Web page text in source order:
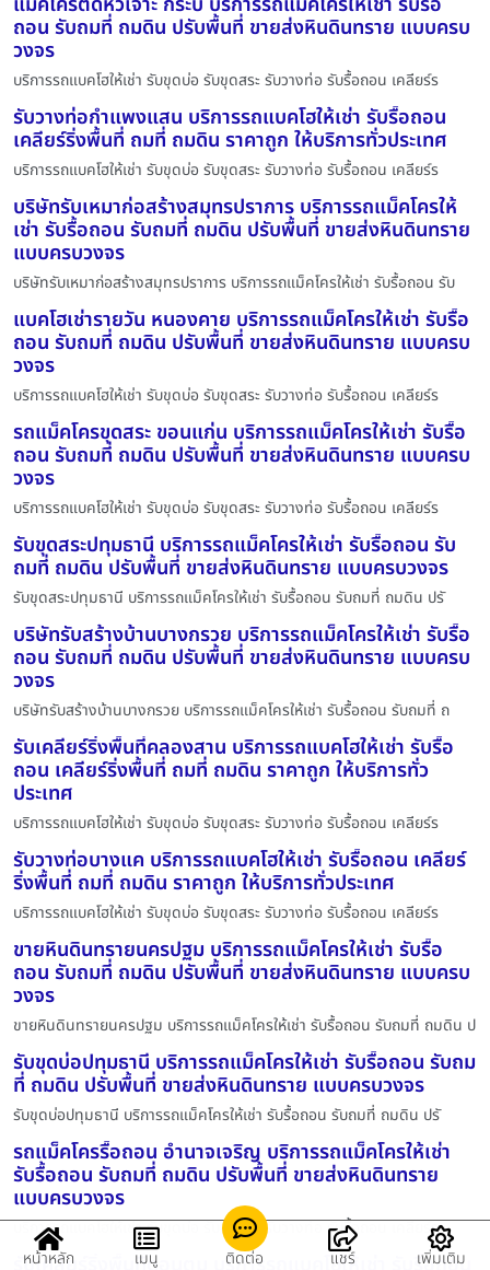
ถอน รับถมที่ ถมดิน ปรับพื้นที่ ขายส่งหินดินทราย แบบครบ
วงจร
บริการรถแบคโฮให้เช่า รับขุดบ่อ รับขุดสระ รับวางท่อ รับรื้อถอน เคลียร์ร
รับวางท่อกำแพงแสน บริการรถแบคโฮให้เช่า รับรื้อถอน
เคลียร์ริ่งพื้นที่ ถมที่ ถมดิน ราคาถูก ให้บริการทั่วประเทศ
บริการรถแบคโฮให้เช่า รับขุดบ่อ รับขุดสระ รับวางท่อ รับรื้อถอน เคลียร์ร
บริษัทรับเหมาก่อสร้างสมุทรปราการ บริการรถแม็คโครให้
เช่า รับรื้อถอน รับถมที่ ถมดิน ปรับพื้นที่ ขายส่งหินดินทราย
แบบครบวงจร
บริษัทรับเหมาก่อสร้างสมุทรปราการ บริการรถแม็คโครให้เช่า รับรื้อถอน รับ
แบคโฮเช่ารายวัน หนองคาย บริการรถแม็คโครให้เช่า รับรื้อ
ถอน รับถมที่ ถมดิน ปรับพื้นที่ ขายส่งหินดินทราย แบบครบ
วงจร
บริการรถแบคโฮให้เช่า รับขุดบ่อ รับขุดสระ รับวางท่อ รับรื้อถอน เคลียร์ร
รถแม็คโครขุดสระ ขอนแก่น บริการรถแม็คโครให้เช่า รับรื้อ
ถอน รับถมที่ ถมดิน ปรับพื้นที่ ขายส่งหินดินทราย แบบครบ
วงจร
บริการรถแบคโฮให้เช่า รับขุดบ่อ รับขุดสระ รับวางท่อ รับรื้อถอน เคลียร์ร
รับขุดสระปทุมธานี บริการรถแม็คโครให้เช่า รับรื้อถอน รับ
ถมที่ ถมดิน ปรับพื้นที่ ขายส่งหินดินทราย แบบครบวงจร
รับขุดสระปทุมธานี บริการรถแม็คโครให้เช่า รับรื้อถอน รับถมที่ ถมดิน ปรั
บริษัทรับสร้างบ้านบางกรวย บริการรถแม็คโครให้เช่า รับรื้อ
ถอน รับถมที่ ถมดิน ปรับพื้นที่ ขายส่งหินดินทราย แบบครบ
วงจร
บริษัทรับสร้างบ้านบางกรวย บริการรถแม็คโครให้เช่า รับรื้อถอน รับถมที่ ถ
รับเคลียร์ริ่งพื้นที่คลองสาน บริการรถแบคโฮให้เช่า รับรื้อ
ถอน เคลียร์ริ่งพื้นที่ ถมที่ ถมดิน ราคาถูก ให้บริการทั่ว
ประเทศ
บริการรถแบคโฮให้เช่า รับขุดบ่อ รับขุดสระ รับวางท่อ รับรื้อถอน เคลียร์ร
รับวางท่อบางแค บริการรถแบคโฮให้เช่า รับรื้อถอน เคลียร์
ริ่งพื้นที่ ถมที่ ถมดิน ราคาถูก ให้บริการทั่วประเทศ
บริการรถแบคโฮให้เช่า รับขุดบ่อ รับขุดสระ รับวางท่อ รับรื้อถอน เคลียร์ร
ขายหินดินทรายนครปฐม บริการรถแม็คโครให้เช่า รับรื้อ
ถอน รับถมที่ ถมดิน ปรับพื้นที่ ขายส่งหินดินทราย แบบครบ
วงจร
ขายหินดินทรายนครปฐม บริการรถแม็คโครให้เช่า รับรื้อถอน รับถมที่ ถมดิน ป
รับขุดบ่อปทุมธานี บริการรถแม็คโครให้เช่า รับรื้อถอน รับถม
ที่ ถมดิน ปรับพื้นที่ ขายส่งหินดินทราย แบบครบวงจร
รับขุดบ่อปทุมธานี บริการรถแม็คโครให้เช่า รับรื้อถอน รับถมที่ ถมดิน ปรั
รถแม็คโครรื้อถอน อำนาจเจริญ บริการรถแม็คโครให้เช่า
รับรื้อถอน รับถมที่ ถมดิน ปรับพื้นที่ ขายส่งหินดินทราย
แบบครบวงจร
บริการรถแบคโฮให้เช่า รับขุดบ่อ รับขุดสระ รับวางท่อ รับรื้อถอน เคลียร์ร
หน้าหลัก เมนู ติดต่อ แชร์ เพิ่มเติม